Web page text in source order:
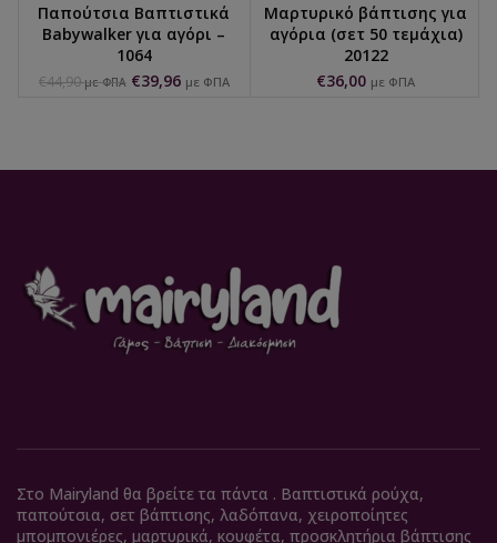
Παπούτσια Βαπτιστικά
Babywalker για αγόρι –
1064
€44,90 με ΦΠΑ €39,96 με ΦΠΑ
Μαρτυρικό βάπτισης για
αγόρια (σετ 50 τεμάχια)
20122
€36,00 με ΦΠΑ
Στο Mairyland θα βρείτε τα πάντα . Βαπτιστικά ρούχα,
παπούτσια, σετ βάπτισης, λαδόπανα, χειροποίητες
μπομπονιέρες, μαρτυρικά, κουφέτα, προσκλητήρια βάπτισης